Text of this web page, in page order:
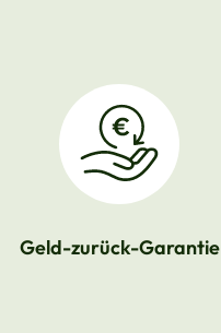
Geld-zurück-Garantie